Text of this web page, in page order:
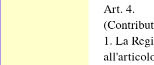
Art. 4.
1. La